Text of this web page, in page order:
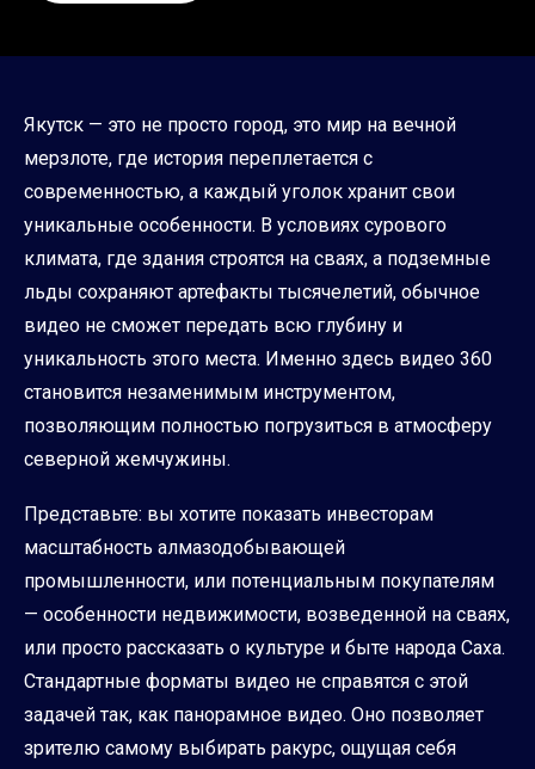
Якутск — это не просто город, это мир на вечной
мерзлоте, где история переплетается с
современностью, а каждый уголок хранит свои
уникальные особенности. В условиях сурового
климата, где здания строятся на сваях, а подземные
льды сохраняют артефакты тысячелетий, обычное
видео не сможет передать всю глубину и
уникальность этого места. Именно здесь видео 360
становится незаменимым инструментом,
позволяющим полностью погрузиться в атмосферу
северной жемчужины.
Представьте: вы хотите показать инвесторам
масштабность алмазодобывающей
промышленности, или потенциальным покупателям
— особенности недвижимости, возведенной на сваях,
или просто рассказать о культуре и быте народа Саха.
Стандартные форматы видео не справятся с этой
задачей так, как панорамное видео. Оно позволяет
зрителю самому выбирать ракурс, ощущая себя